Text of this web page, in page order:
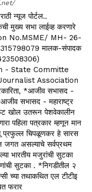
न्यूज पोर्टल..
मुख्य सभा लाईव्ह करणारे
No.MSME/ MH- 26-
मालक-संपादक
- State Committe
Association
*आजीव सभासद -
सभासद - महाराष्ट्र
फुट खोल उतरून पेशवेकालीन
पहिला पत्रकार म्हणून मान
प्रफुल्ल चिपळूणकर हे सारस
जगत असल्याचे सर्वप्रथम
भारतीय मजुरांची सुटका
सुटका . *निगडीतील २
च्या तथाकथित एल टीटीइ
फरार